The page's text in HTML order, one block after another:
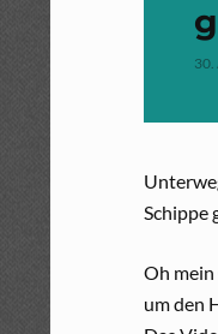
30.
Schippe
Oh mein
um den